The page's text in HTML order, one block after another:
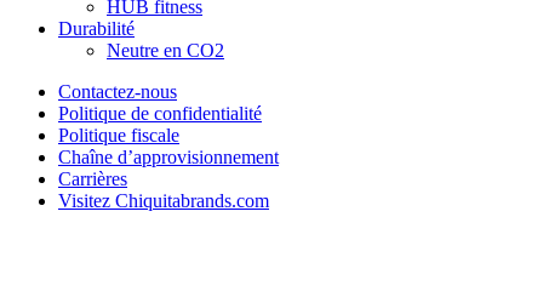
HUB fitness
Durabilité
Neutre en CO2
Contactez-nous
Politique de confidentialité
Politique fiscale
Chaîne d’approvisionnement
Carrières
Visitez Chiquitabrands.com